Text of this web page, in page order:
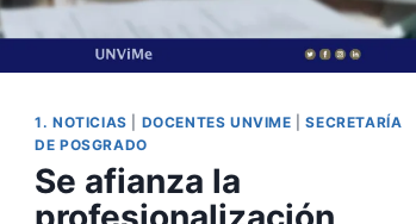
1. NOTICIAS DOCENTES UNVIME |SECRETARÍA
DE POSGRADO
Se afianza la